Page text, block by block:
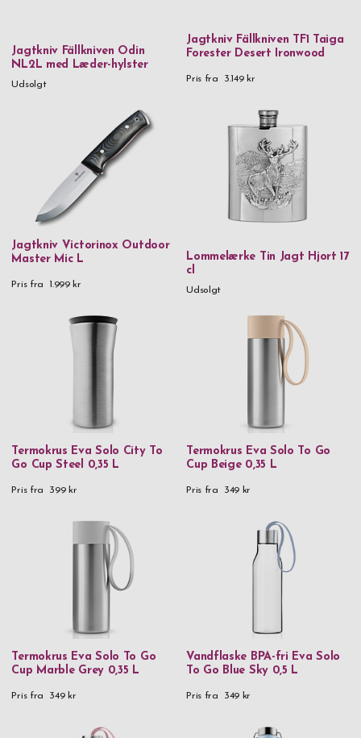
Fällkniven
SIGG
Thermos
Victorinox
Materiale
925 Sterling sølv
Aluminium
FiberComp-fiberglass reinforced polyamide & carbon steel
FSC-certificeret hickorytræ, kulstofstål & fibercomp
Metal
Messing & Tin
Jagtkniv Fällkniven Odin
NL2L med Læder-hylster
Udsolgt
Jagtkniv Fällkniven TF1 Taiga
Forester Desert Ironwood
Pris fra 3.149 kr
Jagtkniv Victorinox Outdoor
Master Mic L
Pris fra 1.999 kr
Lommelærke Tin Jagt Hjort 17
cl
Udsolgt
Termokrus Eva Solo City To
Go Cup Steel 0,35 L
Pris fra 399 kr
Termokrus Eva Solo To Go
Cup Beige 0,35 L
Pris fra 349 kr
Termokrus Eva Solo To Go
Cup Marble Grey 0,35 L
Pris fra 349 kr
Vandflaske BPA-fri Eva Solo
To Go Blue Sky 0,5 L
Pris fra 349 kr